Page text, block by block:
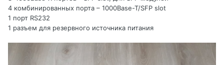
4 комбинированных порта – 1000Base-T/SFP slot
1 порт RS232
1 разъем для резервного источника питания